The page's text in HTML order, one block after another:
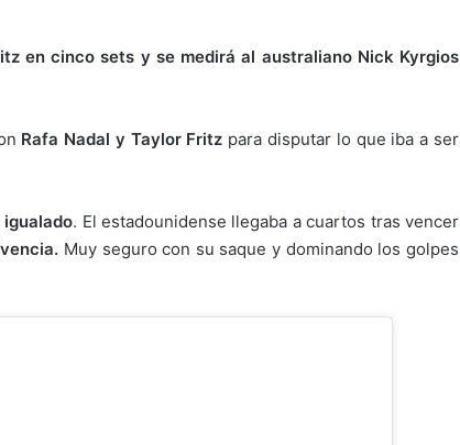
en cinco sets y se medirá al australiano Nick Kyrgios
Rafa Nadal y Taylor Fritz para disputar lo que iba a ser
. El estadounidense llegaba a cuartos tras vencer
Muy seguro con su saque y dominando los golpes